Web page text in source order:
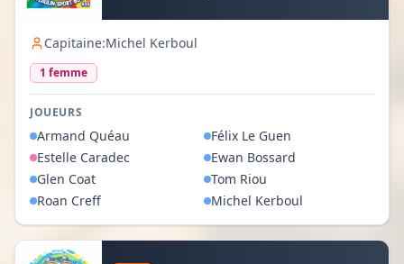
Capitaine:Michel Kerboul
1 femme
JOUEURS
Armand Quéau Félix Le Guen
Estelle Caradec Ewan Bossard
Glen Coat Tom Riou
Roan Creff Michel Kerboul